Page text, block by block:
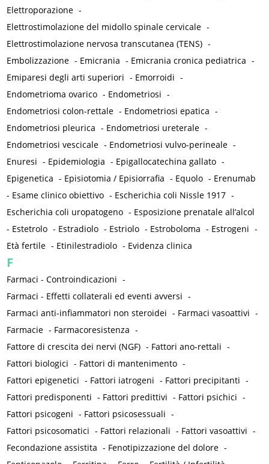
Elettroporazione -
Elettrostimolazione del midollo spinale cervicale -
Elettrostimolazione nervosa transcutanea (TENS) -
Embolizzazione - Emicrania - Emicrania cronica pediatrica -
Emiparesi degli arti superiori - Emorroidi -
Endometrioma ovarico - Endometriosi -
Endometriosi colon-rettale - Endometriosi epatica -
Endometriosi pleurica - Endometriosi ureterale -
Endometriosi vescicale - Endometriosi vulvo-perineale -
Enuresi - Epidemiologia - Epigallocatechina gallato -
Epigenetica - Episiotomia / Episiorrafia - Equolo - Erenumab
- Esame clinico obiettivo - Escherichia coli Nissle 1917 -
Escherichia coli uropatogeno - Esposizione prenatale all’alcol
- Estetrolo - Estradiolo - Estriolo - Estroboloma - Estrogeni -
Età fertile - Etinilestradiolo - Evidenza clinica
F
Farmaci - Controindicazioni -
Farmaci - Effetti collaterali ed eventi avversi -
Farmaci anti-infiammatori non steroidei - Farmaci vasoattivi -
Farmacie - Farmacoresistenza -
Fattore di crescita dei nervi (NGF) - Fattori ano-rettali -
Fattori biologici - Fattori di mantenimento -
Fattori epigenetici - Fattori iatrogeni - Fattori precipitanti -
Fattori predisponenti - Fattori predittivi - Fattori psichici -
Fattori psicogeni - Fattori psicosessuali -
Fattori psicosomatici - Fattori relazionali - Fattori vasoattivi -
Fecondazione assistita - Fenotipizzazione del dolore -